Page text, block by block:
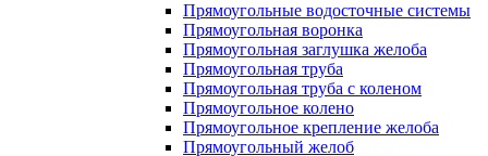
Прямоугольные водосточные системы
Прямоугольная воронка
Прямоугольная заглушка желоба
Прямоугольная труба
Прямоугольная труба c коленом
Прямоугольное колено
Прямоугольное крепление желоба
Прямоугольный желоб